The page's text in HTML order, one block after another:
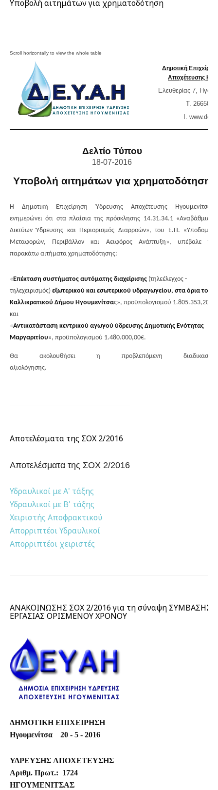
Υποβολή αιτημάτων για χρηματοδότηση
Δημοτική
Αποχέτευσης
Ελευθερίας 7,
T.
Ι. www.
Δελτίο Τύπου
18-07-2016
Υποβολή αιτημάτων για χρηματοδότηση
Η Δημοτική Επιχείρηση Ύδρευσης Αποχέτευσης Ηγουμενίτσας
ενημερώνει ότι στα πλαίσια της πρόσκλησης 14.31.34.1 «Αναβάθμιση
Δικτύων Ύδρευσης και Περιορισμός Διαρροών», του Ε.Π. «Υποδομές
Μεταφορών, Περιβάλλον και Αειφόρος Ανάπτυξη», υπέβαλε τα
παρακάτω αιτήματα χρηματοδότησης:
«Επέκταση συστήματος αυτόματης διαχείρισης (τηλεέλεγχος -
τηλεχειρισµός) εξωτερικού και εσωτερικού υδραγωγείου, στα όρια του
Καλλικρατικού Δήμου Ηγουμενίτσας», προϋπολογισμού 1.805.353,20€
και
«Αντικατάσταση κεντρικού αγωγού ύδρευσης Δημοτικής Ενότητας
Μαργαριτίου», προϋπολογισμού 1.480.000,00€.
Θα ακολουθήσει η προβλεπόμενη διαδικασία
αξιολόγησης.
Αποτελέσματα της ΣΟΧ 2/2016
Αποτελέσματα της ΣΟΧ 2/2016
Υδραυλικοί με Α' τάξης
Υδραυλικοί με Β' τάξης
Χειριστής Αποφρακτικού
Απορριπτέοι Υδραυλικοί
Απορριπτέοι χειριστές
ΑΝΑΚΟΙΝΩΣΗΣ ΣΟΧ 2/2016 για τη σύναψη ΣΥΜΒΑΣΗΣ
ΕΡΓΑΣΙΑΣ ΟΡΙΣΜΕΝΟΥ ΧΡΟΝΟΥ
ΔΗΜΟΤΙΚΗ ΕΠΙΧΕΙΡΗΣΗ
Ηγουμενίτσα 20 - 5 - 2016
ΥΔΡΕΥΣΗΣ ΑΠΟΧΕΤΕΥΣΗΣ
Αριθμ. Πρωτ.: 1724
ΗΓΟΥΜΕΝΙΤΣΑΣ